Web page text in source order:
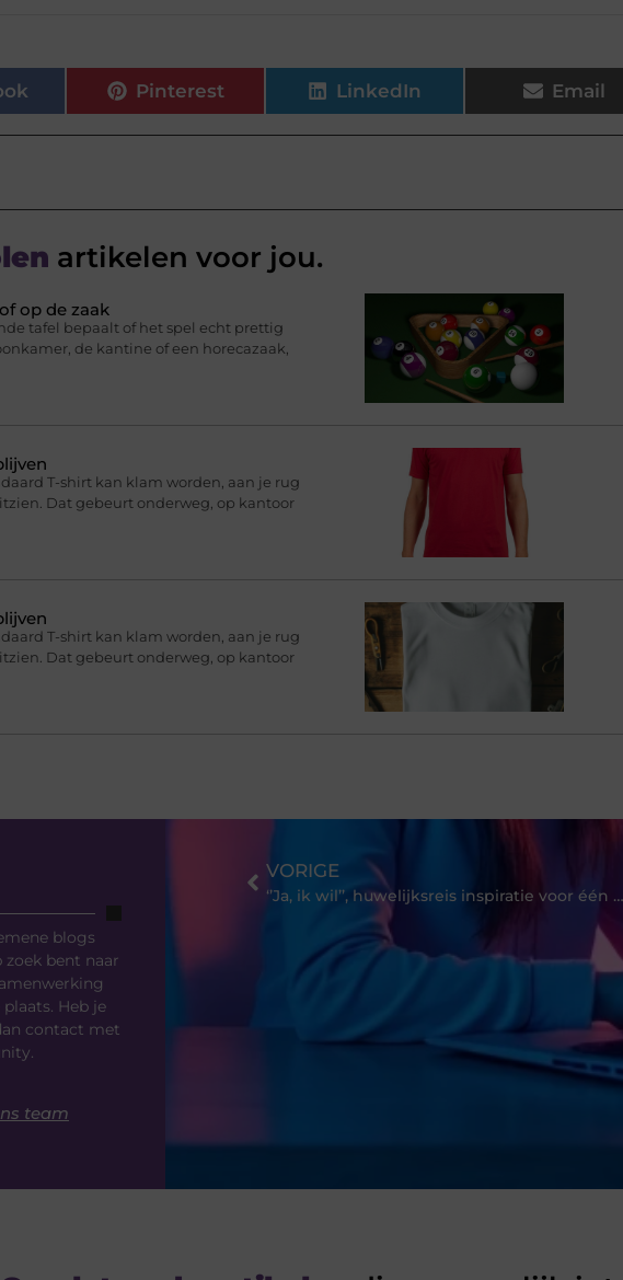
Pinterest LinkedIn Email
artikelen voor jou.
op de zaak
tafel bepaalt of het spel echt prettig
de kantine of een horecazaak,
T-shirt kan klam worden, aan je rug
Dat gebeurt onderweg, op kantoor
T-shirt kan klam worden, aan je rug
Dat gebeurt onderweg, op kantoor
blogs
zoek bent naar
Heb je
contact met
team
VORIGE
‘’Ja, ik wil’’, huwelijksreis inspiratie voor één week!